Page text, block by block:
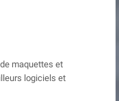
maquettes et
logiciels et